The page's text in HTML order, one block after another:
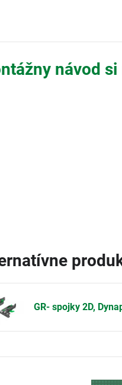
návod
GR- spojky 2D,